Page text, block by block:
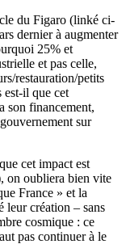
du Figaro (linké ci-
dernier à augmenter
25% et
et pas celle,
restauration/petits
est-il que cet
son financement,
sur
cet impact est
on oubliera bien vite
France » et la
leur création – sans
cosmique : ce
pas continuer à le